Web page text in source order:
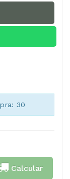
30
Calcular